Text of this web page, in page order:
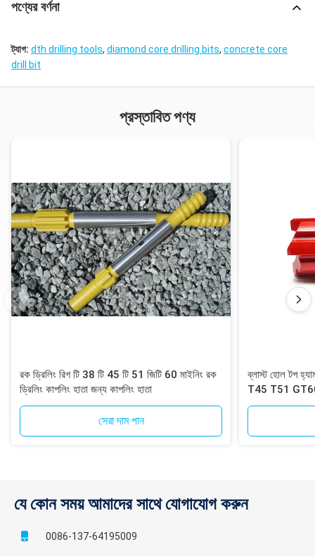
পণ্যের বর্ণনা
ট্যাগ: dth drilling tools, diamond core drilling bits, concrete core
drill bit
প্রস্তাবিত পণ্য
রক ড্রিলিং রিগ টি ​​38 টি 45 টি 51 জিটি 60 মাইনিং রক
ড্রিলিং কাপলিং হাতা জন্য কাপলিং হাতা
সেরা দাম পান
ব্লাস্ট হোল টপ
T45 T51
যে কোন সময় আমাদের সাথে যোগাযোগ করুন
0086-137-64195009